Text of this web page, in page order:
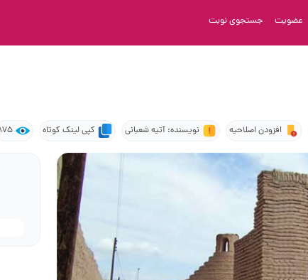
عضویت جستجوی نوبت
افزودن اصلاحیه نویسنده: آتیه شعبانی کپی لینک کوتاه